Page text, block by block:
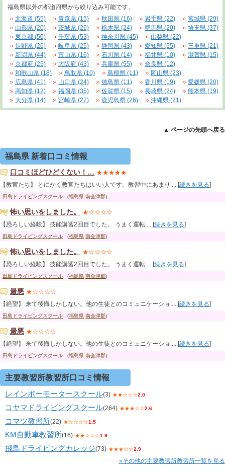
福島県以外の都道府県から絞り込み可能です。
北海道 (55)
青森県 (15) 秋田県 (16) 岩手県 (22)
宮城県 (29)
山形県 (20)
茨城県 (26) 栃木県 (24) 群馬県 (20)
埼玉県 (37)
東京都 (50)
千葉県 (53) 神奈川県 (45)
山梨県 (22)
長野県 (26)
岐阜県 (25) 静岡県 (43) 愛知県 (55)
三重県 (21)
新潟県 (44)
富山県 (16) 石川県 (14) 福井県 (10)
滋賀県 (15)
京都府 (25)
大阪府 (43) 兵庫県 (55)
奈良県 (12)
和歌山県 (18)
鳥取県 (10) 島根県 (11)
岡山県 (23)
広島県 (41)
山口県 (24) 徳島県 (11) 香川県 (19)
愛媛県 (20)
高知県 (12)
福岡県 (35) 佐賀県 (15) 長崎県 (24)
熊本県 (19)
大分県 (14)
宮崎県 (27) 鹿児島県 (26) 沖縄県 (21)
▲ ページの先頭へ戻る
福島県 新着口コミ情報
口コミほどひどくない！… ★★★★★
【教官たち】 とにかく教官たちはいい人です。教習中にあまり.....[続きを見る]
田島ドライビングスクール (福島県 南会津郡)
怖い思いをしました。 ★☆☆☆☆
【恐ろしい経験】 技能講習2回目でした。 うまく運転.....[続きを見る]
田島ドライビングスクール (福島県 南会津郡)
怖い思いをしました。 ★☆☆☆☆
【恐ろしい経験】 技能講習2回目でした。 うまく運転.....[続きを見る]
田島ドライビングスクール (福島県 南会津郡)
最悪 ★☆☆☆☆
【絶望】 来て後悔しかしない。他の生徒とのコミュニケーショ.....[続きを見る]
田島ドライビングスクール (福島県 南会津郡)
最悪 ★☆☆☆☆
【絶望】 来て後悔しかしない。他の生徒とのコミュニケーショ.....[続きを見る]
田島ドライビングスクール (福島県 南会津郡)
主要教習所教習所口コミ情報
レインボーモータースクール(3) ★★☆☆☆2.0
コヤマドライビングスクール(264) ★★★☆☆2.6
コマツ教習所(22) ★☆☆☆☆1.5
KM自動車教習所(16) ★★☆☆☆1.9
飛鳥ドライビングカレッジ(73) ★★★☆☆2.9
»その他の主要教習所教習所一覧を見る